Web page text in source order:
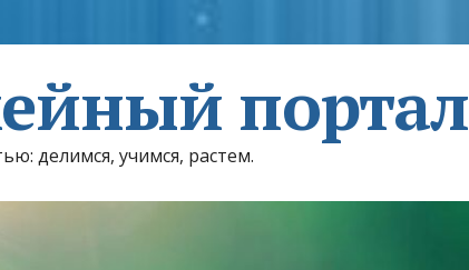
портал
делимся, учимся, растем.